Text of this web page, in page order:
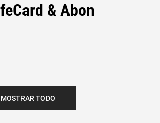
& Abon
MOSTRAR TODO